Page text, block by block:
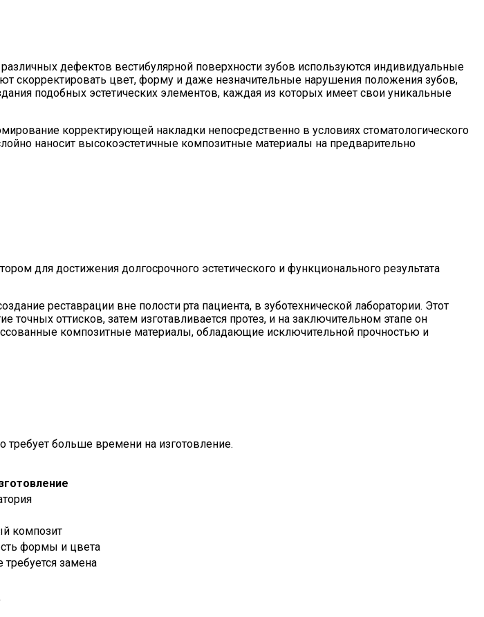
дефектов вестибулярной поверхности зубов используются индивидуальные
скорректировать цвет, форму и даже незначительные нарушения положения зубов,
подобных эстетических элементов, каждая из которых имеет свои уникальные
корректирующей накладки непосредственно в условиях стоматологического
наносит высокоэстетичные композитные материалы на предварительно
для достижения долгосрочного эстетического и функционального результата
реставрации вне полости рта пациента, в зуботехнической лаборатории. Этот
точных оттисков, затем изготавливается протез, и на заключительном этапе он
композитные материалы, обладающие исключительной прочностью и
требует больше времени на изготовление.
композит
формы и цвета
замена